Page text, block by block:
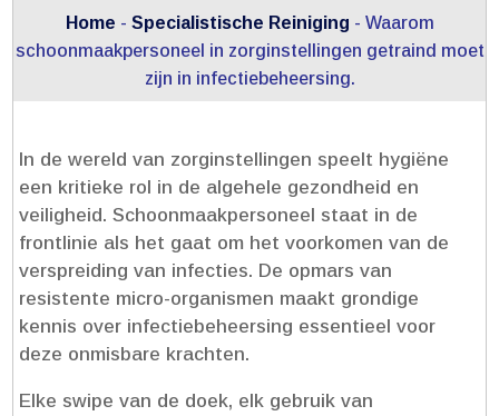
Home - Specialistische Reiniging - Waarom
schoonmaakpersoneel in zorginstellingen getraind moet
zijn in infectiebeheersing.​
In de wereld van zorginstellingen speelt hygiëne
een kritieke rol in de algehele gezondheid en
veiligheid.​ Schoonmaakpersoneel staat in de
frontlinie als het gaat om het voorkomen van de
verspreiding van infecties.​ De opmars van
resistente micro-organismen maakt grondige
kennis over infectiebeheersing essentieel voor
deze onmisbare krachten.​
Elke swipe van de doek, elk gebruik van